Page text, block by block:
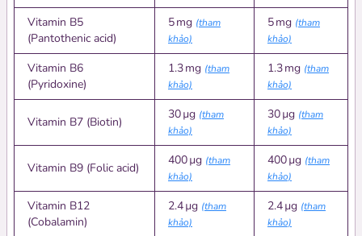
Vitamin B5
(Pantothenic acid)
5 mg (tham
khảo)
5 mg (tham
khảo)
Vitamin B6
(Pyridoxine)
1.3 mg (tham
khảo)
1.3 mg (tham
khảo)
Vitamin B7 (Biotin)
30 µg (tham
khảo)
30 µg (tham
khảo)
Vitamin B9 (Folic acid)
400 µg (tham
khảo)
400 µg (tham
khảo)
Vitamin B12
(Cobalamin)
2.4 µg (tham
khảo)
2.4 µg (tham
khảo)